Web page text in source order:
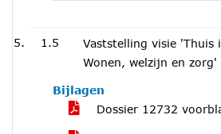
1.5
Vaststelling visie 'Thuis
Wonen, welzijn en zorg'
Bijlagen
Dossier 12732